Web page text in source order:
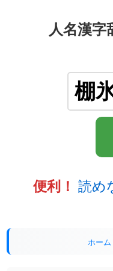
人名漢字
便利！ 読め
ホーム